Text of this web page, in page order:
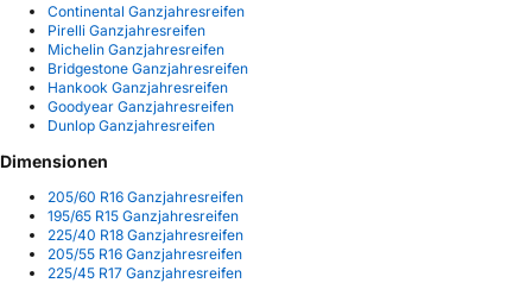
Continental Ganzjahresreifen
Pirelli Ganzjahresreifen
Michelin Ganzjahresreifen
Bridgestone Ganzjahresreifen
Hankook Ganzjahresreifen
Goodyear Ganzjahresreifen
Dunlop Ganzjahresreifen
Dimensionen
205/60 R16 Ganzjahresreifen
195/65 R15 Ganzjahresreifen
225/40 R18 Ganzjahresreifen
205/55 R16 Ganzjahresreifen
225/45 R17 Ganzjahresreifen